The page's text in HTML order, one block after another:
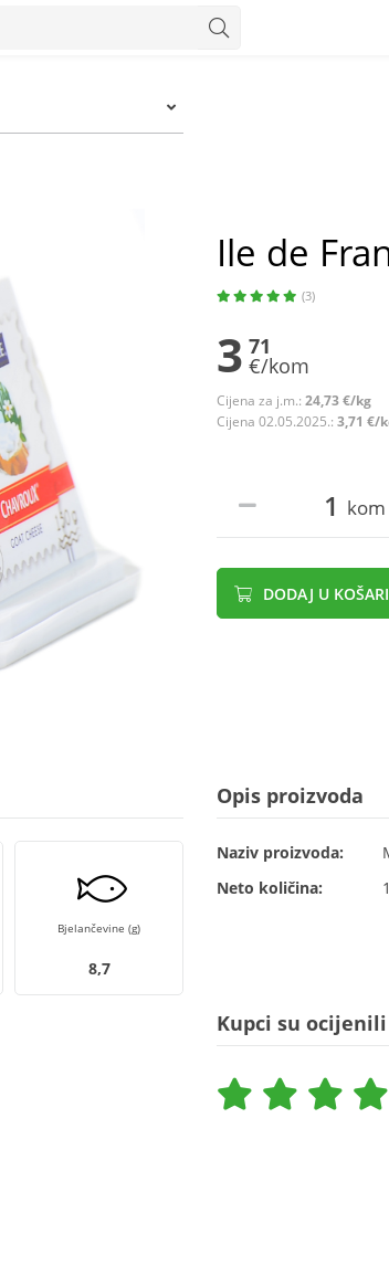
Ile de
(3)
3 71
€/kom
Cijena za j.m.: 24,73 €/kg
Cijena 02.05.2025.: 3,71 €/
kom
DODAJ U
Bjelančevine (g)
8,7
Opis proizvoda
Naziv proizvoda:
Neto količina:
Kupci su ocijenili